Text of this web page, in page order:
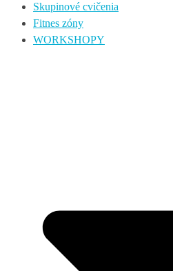
Skupinové cvičenia
Fitnes zóny
WORKSHOPY